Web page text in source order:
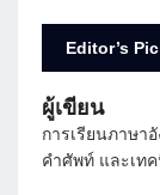
Editor’s
ผู้เขียน
การเรียนภาษา
คำศัพท์ และเท